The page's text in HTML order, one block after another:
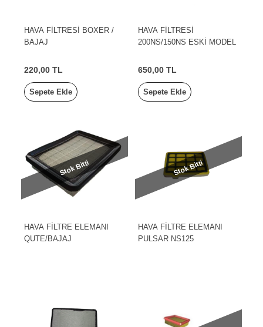
HAVA FİLTRESİ BOXER /
BAJAJ
220,00 TL
Sepete Ekle
HAVA FİLTRESİ
200NS/150NS ESKİ MODEL
650,00 TL
Sepete Ekle
Stok Bitti
HAVA FİLTRE ELEMANI
QUTE/BAJAJ
Stok Bitti
HAVA FİLTRE ELEMANI
PULSAR NS125